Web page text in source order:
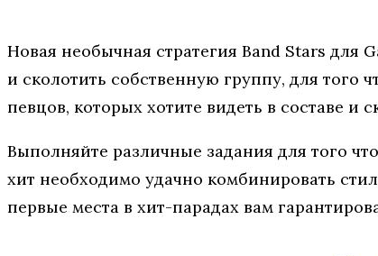
Новая необычная стратегия Band Stars для
и сколотить собственную группу, для того
певцов, которых хотите видеть в составе и
Выполняйте различные задания для того
хит необходимо удачно комбинировать
первые места в хит-парадах вам